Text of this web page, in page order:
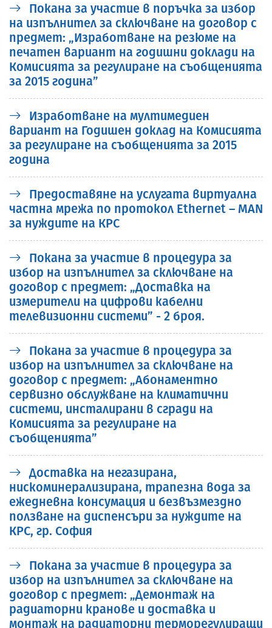
Покана за участие в поръчка за избор
на изпълнител за сключване на договор с
предмет: „Изработване на резюме на
печатен вариант на годишни доклади на
Комисията за регулиране на съобщенията
за 2015 година”
Изработване на мултимедиен
вариант на Годишен доклад на Комисията
за регулиране на съобщенията за 2015
година
Предоставяне на услугата виртуална
частна мрежа по протокол Ethernet – MAN
за нуждите на КРС
Покана за участие в процедура за
избор на изпълнител за сключване на
договор с предмет: „Доставка на
измерители на цифрови кабелни
телевизионни системи” - 2 броя.
Покана за участие в процедура за
избор на изпълнител за сключване на
договор с предмет: „Абонаментно
сервизно обслужване на климатични
системи, инсталирани в сгради на
Комисията за регулиране на
съобщенията”
Доставка на негазирана,
нискоминерализирана, трапезна вода за
ежедневна консумация и безвъзмездно
ползване на диспенсъри за нуждите на
КРС, гр. София
Покана за участие в процедура за
избор на изпълнител за сключване на
договор с предмет: „Демонтаж на
радиаторни кранове и доставка и
монтаж на радиаторни терморегулиращи